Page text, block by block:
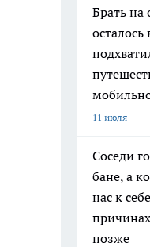
Брать на
11 июля
Соседи
бане, а
нас к
позже